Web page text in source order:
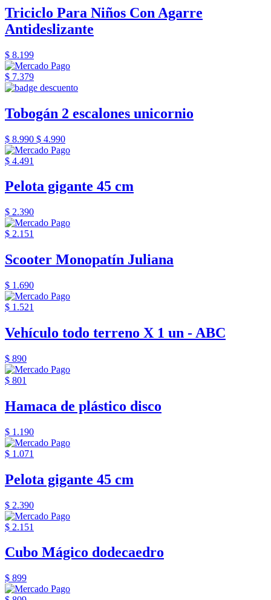
Triciclo Para Niños Con Agarre
Antideslizante
$ 8.199
$ 7.379
Tobogán 2 escalones unicornio
$ 8.990 $ 4.990
$ 4.491
Pelota gigante 45 cm
$ 2.390
$ 2.151
Scooter Monopatín Juliana
$ 1.690
$ 1.521
Vehículo todo terreno X 1 un - ABC
$ 890
$ 801
Hamaca de plástico disco
$ 1.190
$ 1.071
Pelota gigante 45 cm
$ 2.390
$ 2.151
Cubo Mágico dodecaedro
$ 899